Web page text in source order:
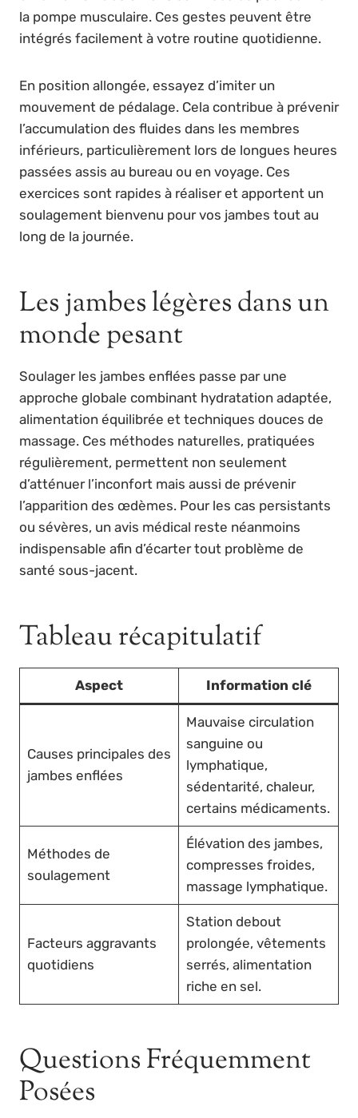
la pompe musculaire. Ces gestes peuvent être
intégrés facilement à votre routine quotidienne.
En position allongée, essayez d’imiter un
mouvement de pédalage. Cela contribue à prévenir
l’accumulation des fluides dans les membres
inférieurs, particulièrement lors de longues heures
passées assis au bureau ou en voyage. Ces
exercices sont rapides à réaliser et apportent un
soulagement bienvenu pour vos jambes tout au
long de la journée.
Les jambes légères dans un
monde pesant
Soulager les jambes enflées passe par une
approche globale combinant hydratation adaptée,
alimentation équilibrée et techniques douces de
massage. Ces méthodes naturelles, pratiquées
régulièrement, permettent non seulement
d’atténuer l’inconfort mais aussi de prévenir
l’apparition des œdèmes. Pour les cas persistants
ou sévères, un avis médical reste néanmoins
indispensable afin d’écarter tout problème de
santé sous-jacent.
Tableau récapitulatif
Aspect Information clé
Causes principales des
jambes enflées
Mauvaise circulation
sanguine ou
lymphatique,
sédentarité, chaleur,
certains médicaments.
Méthodes de
soulagement
Élévation des jambes,
compresses froides,
massage lymphatique.
Facteurs aggravants
quotidiens
Station debout
prolongée, vêtements
serrés, alimentation
riche en sel.
Questions Fréquemment
Posées